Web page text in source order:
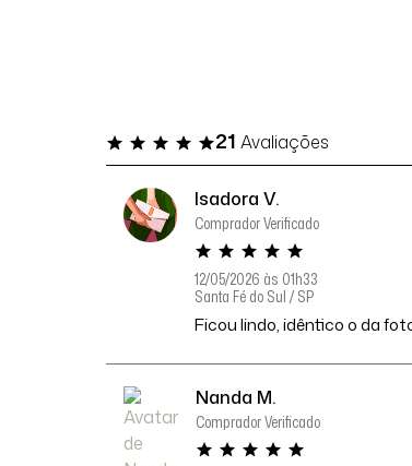
21 Avaliações
Isadora V.
Comprador Verificado
12/05/2026 às 01h33
Santa Fé do Sul / SP
Ficou lindo, idêntico o da
Nanda M.
Comprador Verificado